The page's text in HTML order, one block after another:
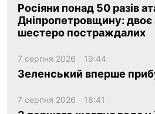
Росіяни понад 50 разів
Дніпропетровщину: двоє
шестеро постраждалих
7 серпня 2026 19:44
Зеленський вперше
7 серпня 2026 18:41